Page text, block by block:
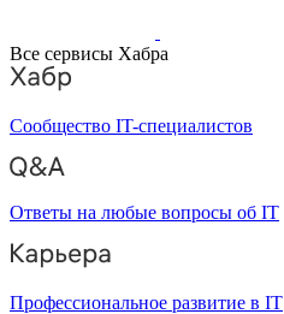
Все сервисы Хабра
Сообщество IT-специалистов
Ответы на любые вопросы об IT
Профессиональное развитие в IT